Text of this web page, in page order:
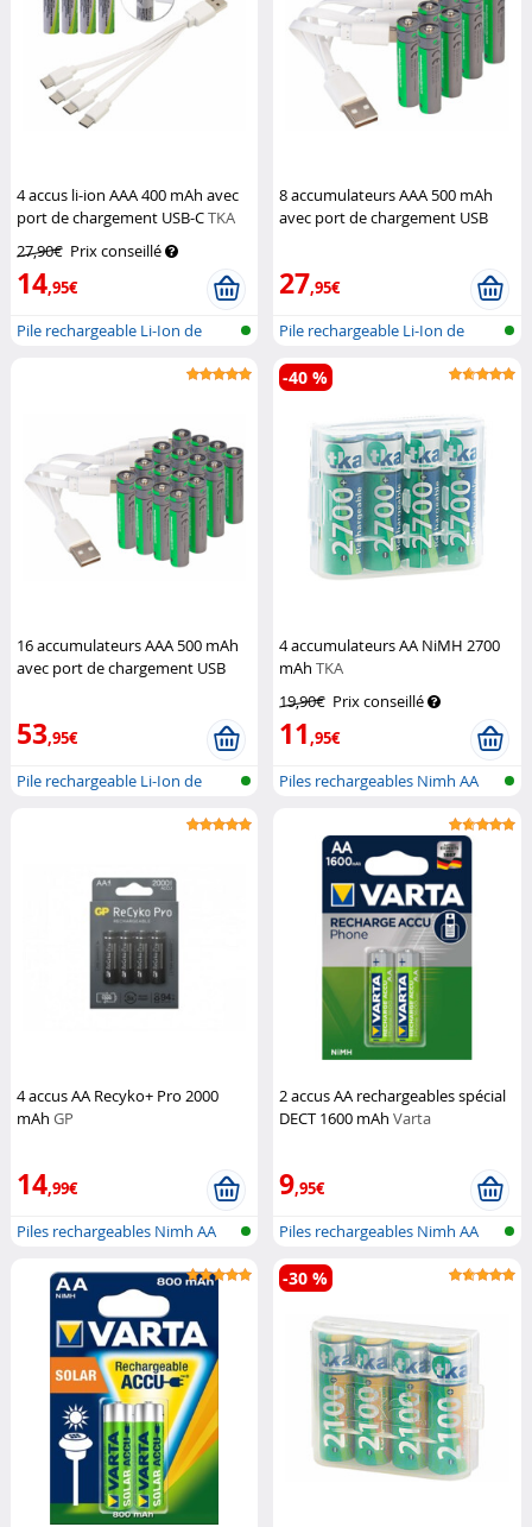
4 accus li-ion AAA 400 mAh avec
port de chargement USB-CTKA
27,90€ Prix conseillé
14,95€
Pile rechargeable Li-Ion de
8 accumulateurs AAA 500 mAh
avec port de chargement USB
27,95€
Pile rechargeable Li-Ion de
type AA...
16 accumulateurs AAA 500 mAh
avec port de chargement USB
53,95€
Pile rechargeable Li-Ion de
4 accumulateurs AA NiMH 2700
mAhTKA
19,90€ Prix conseillé
11,95€
-40 %
Piles rechargeables Nimh AA
4 accus AA Recyko+ Pro 2000
mAh GP
14,99€
Piles rechargeables Nimh AA
2 accus AA rechargeables spécial
DECT 1600 mAhVarta
9,95€
Piles rechargeables Nimh AA
-30 %